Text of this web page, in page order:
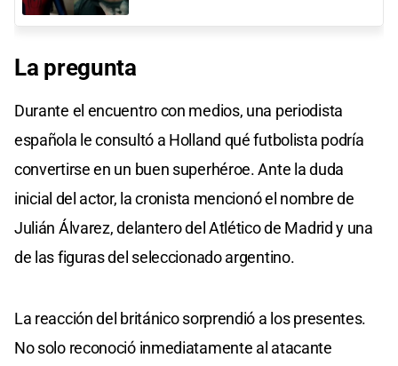
La pregunta
Durante el encuentro con medios, una periodista
española le consultó a Holland qué futbolista podría
convertirse en un buen superhéroe. Ante la duda
inicial del actor, la cronista mencionó el nombre de
Julián Álvarez, delantero del Atlético de Madrid y una
de las figuras del seleccionado argentino.
La reacción del británico sorprendió a los presentes.
No solo reconoció inmediatamente al atacante